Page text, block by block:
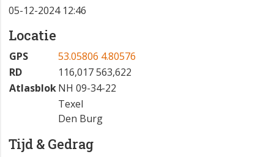
05-12-2024 12:46
Locatie
GPS
53.05806 4.80576
RD
116,017 563,622
AtlasblokNH 09-34-22
Texel
Den Burg
Tijd & Gedrag